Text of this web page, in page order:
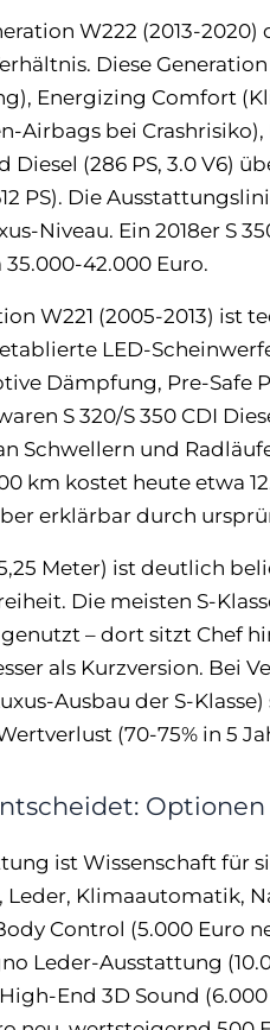
W222 (2013-
Diese
Energizing Comfort
Airbags bei
Diesel (286 PS, 3.0 V6)
PS). Die
Niveau. Ein 2018er S
42.000 Euro.
W221 (2005-2013) ist
LED-
Dämpfung, Pre-Safe
S 320/S 350 CDI
Schwellern und
km kostet heute etwa
erklärbar durch
Meter) ist deutlich
Die meisten S-
– dort sitzt Chef
als Kurzversion. Bei
Ausbau der S-
(70-75% in 5
ist Wissenschaft für
Leder, Klimaautomatik,
Control (5.000 Euro
Leder-Ausstattung
End 3D Sound